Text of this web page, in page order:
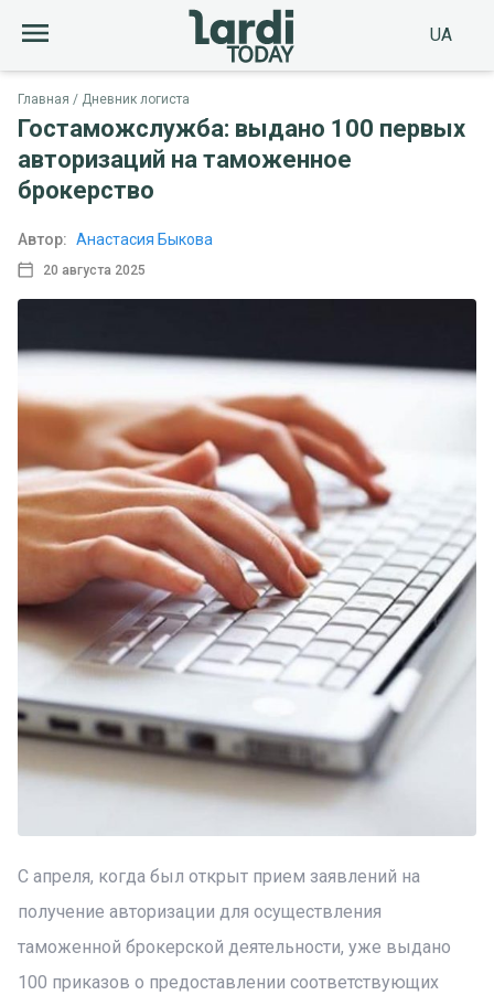
UA
Главная Дневник логиста
Гостаможслужба: выдано 100 первых
авторизаций на таможенное
брокерство
20 августа 2025
Автор: Анастасия Быкова
С апреля, когда был открыт прием заявлений на
получение авторизации для осуществления
таможенной брокерской деятельности, уже выдано
100 приказов о предоставлении соответствующих